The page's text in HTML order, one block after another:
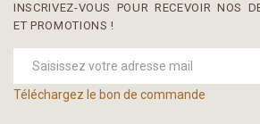
INSCRIVEZ-VOUS POUR RECEVOIR NOS
ET PROMOTIONS !
Téléchargez le bon de commande